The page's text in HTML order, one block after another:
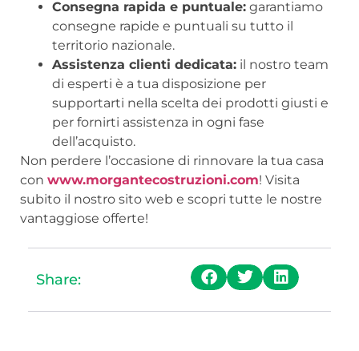
Consegna rapida e puntuale: garantiamo
consegne rapide e puntuali su tutto il
territorio nazionale.
Assistenza clienti dedicata: il nostro team
di esperti è a tua disposizione per
supportarti nella scelta dei prodotti giusti e
per fornirti assistenza in ogni fase
dell’acquisto.
Non perdere l’occasione di rinnovare la tua casa
con www.morgantecostruzioni.com! Visita
subito il nostro sito web e scopri tutte le nostre
vantaggiose offerte!
Share: